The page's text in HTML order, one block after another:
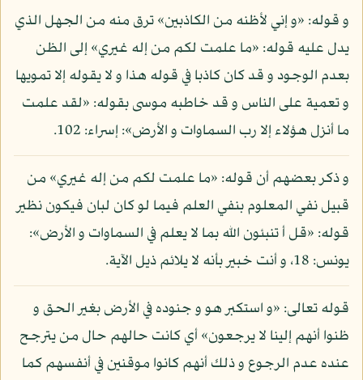
و قوله: «و إني لأظنه من الكاذبين» ترق منه من الجهل الذي
يدل عليه قوله: «ما علمت لكم من إله غيري» إلى الظن
بعدم الوجود و قد كان كاذبا في قوله هذا و لا يقوله إلا تمويها
و تعمية على الناس و قد خاطبه موسى بقوله: «لقد علمت
ما أنزل هؤلاء إلا رب السماوات و الأرض»: إسراء: 102.
و ذكر بعضهم أن قوله: «ما علمت لكم من إله غيري» من
قبيل نفي المعلوم بنفي العلم فيما لو كان لبان فيكون نظير
قوله: «قل أ تنبئون الله بما لا يعلم في السماوات و الأرض»:
يونس: 18، و أنت خبير بأنه لا يلائم ذيل الآية.
قوله تعالى: «و استكبر هو و جنوده في الأرض بغير الحق و
ظنوا أنهم إلينا لا يرجعون» أي كانت حالهم حال من يترجح
عنده عدم الرجوع و ذلك أنهم كانوا موقنين في أنفسهم كما